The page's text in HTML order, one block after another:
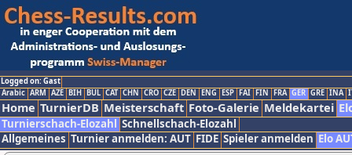
Logged on: Gast
Arabic ARM AZE BIH BUL CAT CHN CRO CZE DEN ENG ESP FAI FIN FRA GER GRE INA
Home TurnierDB Meisterschaft Foto-Galerie Meldekartei
Turnierschach-Elozahl Schnellschach-Elozahl
Allgemeines Turnier anmelden: AUT FIDE Spieler anmelden Elo